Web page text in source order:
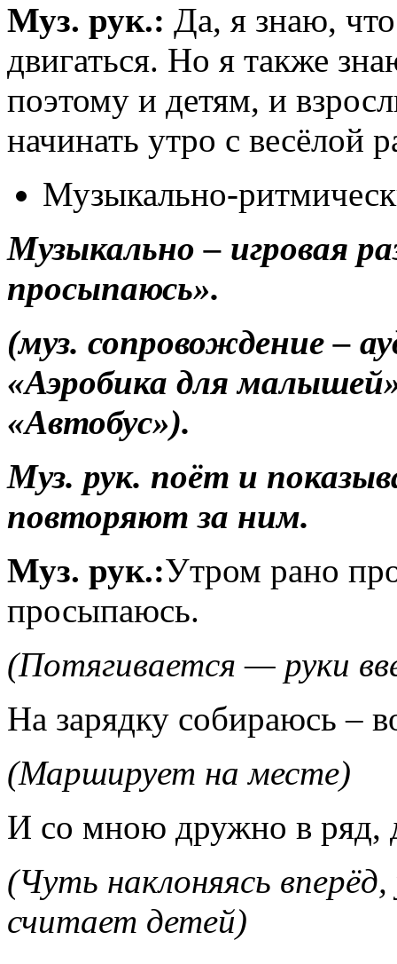
Муз. рук.: Да, я знаю,
двигаться. Но я также
поэтому и детям, и
начинать утро с весёлой
Музыкально-
Музыкально – игровая
просыпаюсь».
(муз. сопровождение –
«Аэробика для
«Автобус»).
Муз. рук. поёт и
повторяют за ним.
Муз. рук.:Утром рано
просыпаюсь.
(Потягивается — руки
На зарядку собираюсь –
(Марширует на месте)
И со мною дружно в ряд,
(Чуть наклоняясь
считает детей)